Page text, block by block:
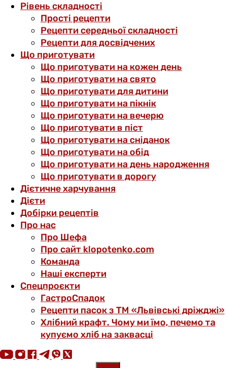
Рівень складності
Прості рецепти
Рецепти середньої складності
Рецепти для досвідчених
Що приготувати
Що приготувати на кожен день
Що приготувати на свято
Що приготувати для дитини
Що приготувати на пікнік
Що приготувати на вечерю
Що приготувати в піст
Що приготувати на сніданок
Що приготувати на обід
Що приготувати на день народження
Що приготувати в дорогу
Дієтичне харчування
Дієти
Добірки рецептів
Про нас
Про Шефа
Про сайт klopotenko.com
Команда
Наші експерти
Спецпроєкти
ГастроСпадок
Рецепти пасок з ТМ «Львівські дріжджі»
Хлібний крафт. Чому ми їмо, печемо та
купуємо хліб на заквасці